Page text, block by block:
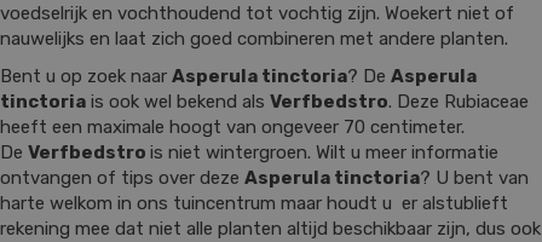
voedselrijk en vochthoudend tot vochtig zijn. Woekert niet of
nauwelijks en laat zich goed combineren met andere planten.
Bent u op zoek naar Asperula tinctoria? De Asperula
tinctoria is ook wel bekend als Verfbedstro. Deze Rubiaceae
heeft een maximale hoogt van ongeveer 70 centimeter.
De Verfbedstro is niet wintergroen. Wilt u meer informatie
ontvangen of tips over deze Asperula tinctoria? U bent van
harte welkom in ons tuincentrum maar houdt u er alstublieft
rekening mee dat niet alle planten altijd beschikbaar zijn, dus ook